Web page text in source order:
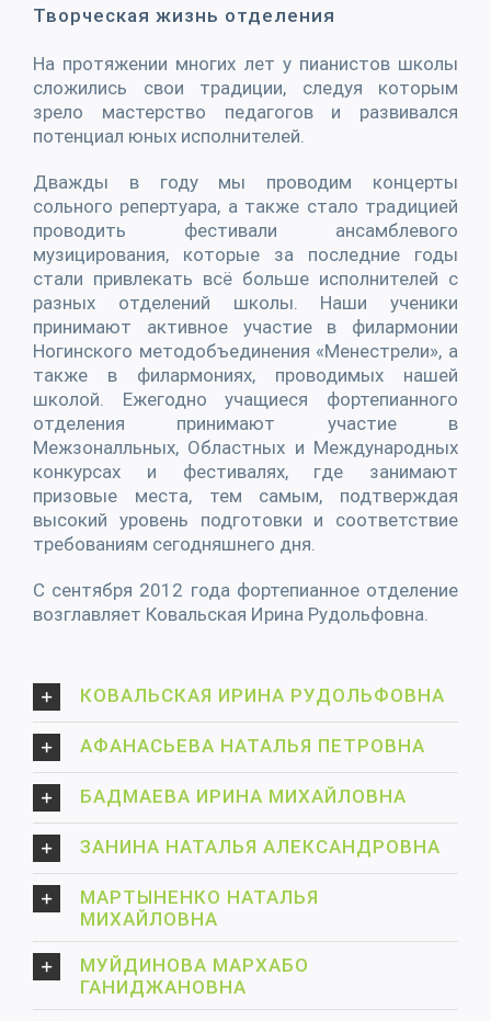
Творческая жизнь отделения
На протяжении многих лет у пианистов школы
сложились свои традиции, следуя которым
зрело мастерство педагогов и развивался
потенциал юных исполнителей.
Дважды в году мы проводим концерты
сольного репертуара, а также стало традицией
проводить фестивали ансамблевого
музицирования, которые за последние годы
стали привлекать всё больше исполнителей с
разных отделений школы. Наши ученики
принимают активное участие в филармонии
Ногинского методобъединения «Менестрели», а
также в филармониях, проводимых нашей
школой. Ежегодно учащиеся фортепианного
отделения принимают участие в
Межзоналльных, Областных и Международных
конкурсах и фестивалях, где занимают
призовые места, тем самым, подтверждая
высокий уровень подготовки и соответствие
требованиям сегодняшнего дня.
С сентября 2012 года фортепианное отделение
возглавляет Ковальская Ирина Рудольфовна.
КОВАЛЬСКАЯ ИРИНА РУДОЛЬФОВНА
АФАНАСЬЕВА НАТАЛЬЯ ПЕТРОВНА
БАДМАЕВА ИРИНА МИХАЙЛОВНА
ЗАНИНА НАТАЛЬЯ АЛЕКСАНДРОВНА
МАРТЫНЕНКО НАТАЛЬЯ
МИХАЙЛОВНА
МУЙДИНОВА МАРХАБО
ГАНИДЖАНОВНА